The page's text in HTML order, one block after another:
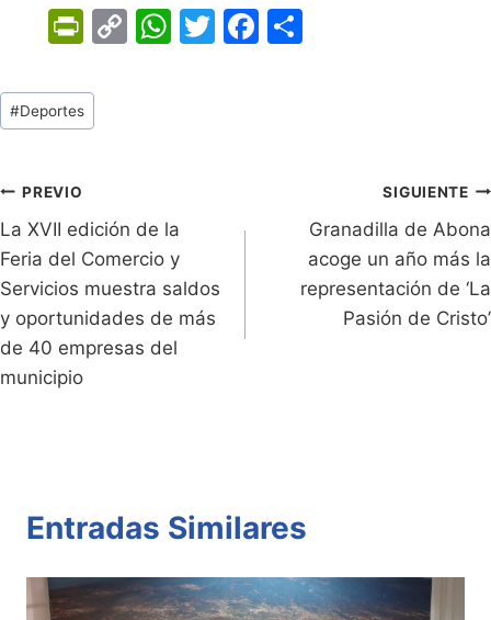
Pr
tF
ri
dl
y
C
k
W
p
T
F
Tags
de
#Deportes
Navegación
de
entradas
PREVIO
La XVII edición de la
Feria del Comercio y
Servicios muestra saldos
y oportunidades de más
de 40 empresas del
municipio
SIGUIENTE
Granadilla de Abona
acoge un año más la
representación de ‘La
Pasión de Cristo’
Entradas Similares